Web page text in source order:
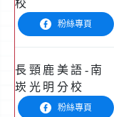
校
粉絲專頁
長頸鹿美語-南
崁光明分校
粉絲專頁